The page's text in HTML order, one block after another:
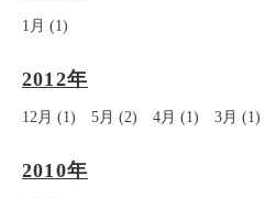
1月 (1)
2012年
12月 (1) 5月 (2) 4月 (1) 3月 (1)
2010年